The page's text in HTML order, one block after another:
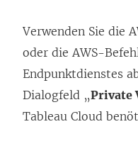
d
i
n
n
e
Verwenden Sie die
oder die AWS-
Endpunktdienstes
Dialogfeld „Private
Tableau Cloud